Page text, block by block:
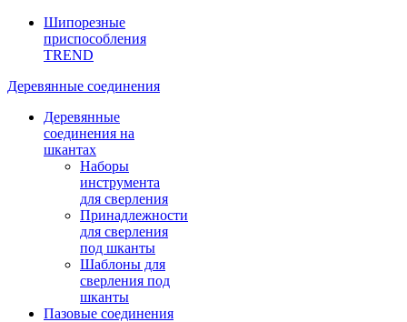
Шипорезные
приспособления
TREND
Деревянные соединения
Деревянные
соединения на
шкантах
Наборы
инструмента
для сверления
Принадлежности
для сверления
под шканты
Шаблоны для
сверления под
шканты
Пазовые соединения